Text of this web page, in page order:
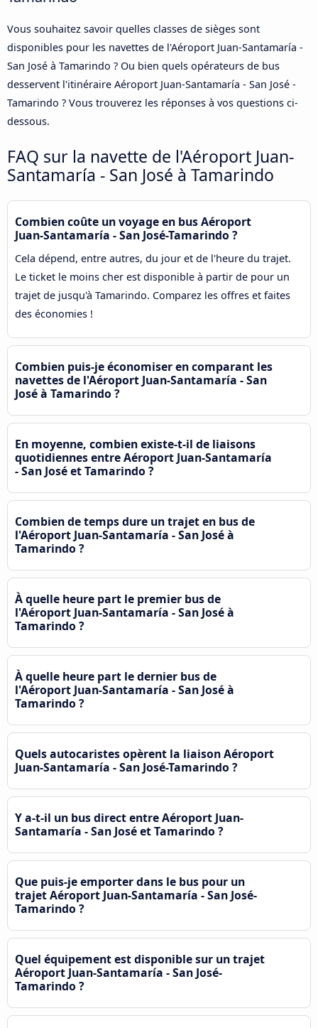
Vous souhaitez savoir quelles classes de sièges sont
disponibles pour les navettes de l'Aéroport Juan-Santamaría -
San José à Tamarindo ? Ou bien quels opérateurs de bus
desservent l'itinéraire Aéroport Juan-Santamaría - San José -
Tamarindo ? Vous trouverez les réponses à vos questions ci-
dessous.
FAQ sur la navette de l'Aéroport Juan-
Santamaría - San José à Tamarindo
Combien coûte un voyage en bus Aéroport
Juan-Santamaría - San José-Tamarindo ?
Cela dépend, entre autres, du jour et de l'heure du trajet.
Le ticket le moins cher est disponible à partir de pour un
trajet de jusqu'à Tamarindo. Comparez les offres et faites
des économies !
Combien puis-je économiser en comparant les
navettes de l'Aéroport Juan-Santamaría - San
José à Tamarindo ?
En moyenne, combien existe-t-il de liaisons
quotidiennes entre Aéroport Juan-Santamaría
- San José et Tamarindo ?
Combien de temps dure un trajet en bus de
l'Aéroport Juan-Santamaría - San José à
Tamarindo ?
À quelle heure part le premier bus de
l'Aéroport Juan-Santamaría - San José à
Tamarindo ?
À quelle heure part le dernier bus de
l'Aéroport Juan-Santamaría - San José à
Tamarindo ?
Quels autocaristes opèrent la liaison Aéroport
Juan-Santamaría - San José-Tamarindo ?
Y a-t-il un bus direct entre Aéroport Juan-
Santamaría - San José et Tamarindo ?
Que puis-je emporter dans le bus pour un
trajet Aéroport Juan-Santamaría - San José-
Tamarindo ?
Quel équipement est disponible sur un trajet
Aéroport Juan-Santamaría - San José-
Tamarindo ?